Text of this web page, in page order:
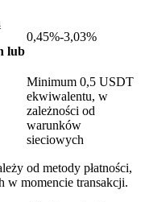
lub
0,45%-3,03%
Minimum 0,5 USDT
ekwiwalentu, w
zależności od
warunków
sieciowych
od metody płatności,
w momencie transakcji.